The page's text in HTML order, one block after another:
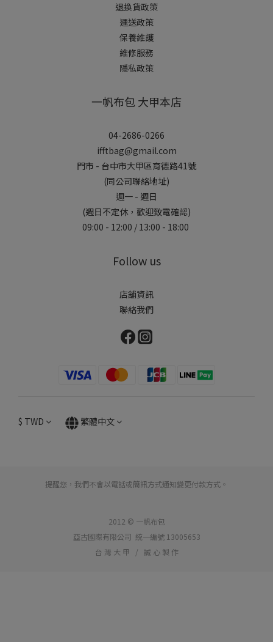
退換貨政策
運送政策
保養維護
維修服務
隱私政策
一帆布包 大甲本店
04-2686-0266
ifftbag@gmail.com
門市 - 台中市大甲區育德路41號
(同公司聯絡地址)
週一 - 週日
(週日不定休，歡迎致電確認)
09:00 - 12:00 / 13:00 - 18:00
Follow us
店舖資訊
聯絡我們
$ TWD 繁體中文
提醒您，我們不會以電話或簡訊方式通知變更付款方式。
2012 © 一帆布包
亞古國際有限公司 統一編號 13005653
台 灣 大 甲 / 誠 心 製 作